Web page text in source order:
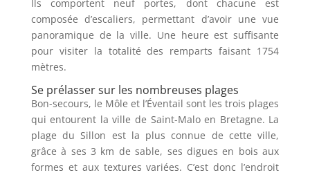
Ils comportent neuf portes, dont chacune est
composée d’escaliers, permettant d’avoir une vue
panoramique de la ville. Une heure est suffisante
pour visiter la totalité des remparts faisant 1754
mètres.
Se prélasser sur les nombreuses plages
Bon-secours, le Môle et l’Éventail sont les trois plages
qui entourent la ville de Saint-Malo en Bretagne. La
plage du Sillon est la plus connue de cette ville,
grâce à ses 3 km de sable, ses digues en bois aux
formes et aux textures variées. C’est donc l’endroit